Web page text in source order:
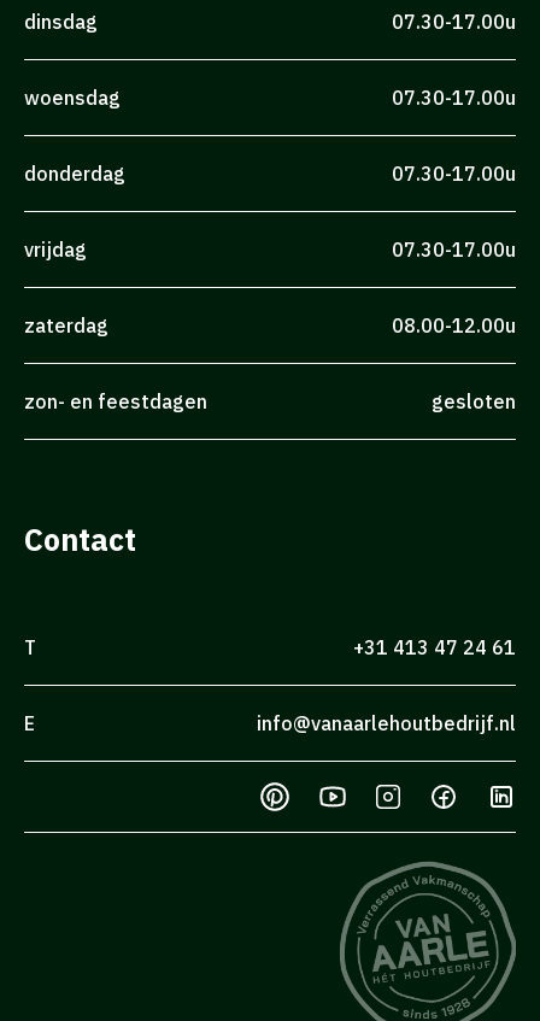
dinsdag 07.30-17.00u
woensdag 07.30-17.00u
donderdag 07.30-17.00u
vrijdag 07.30-17.00u
zaterdag 08.00-12.00u
zon- en feestdagen gesloten
Contact
T +31 413 47 24 61
E info@vanaarlehoutbedrijf.nl